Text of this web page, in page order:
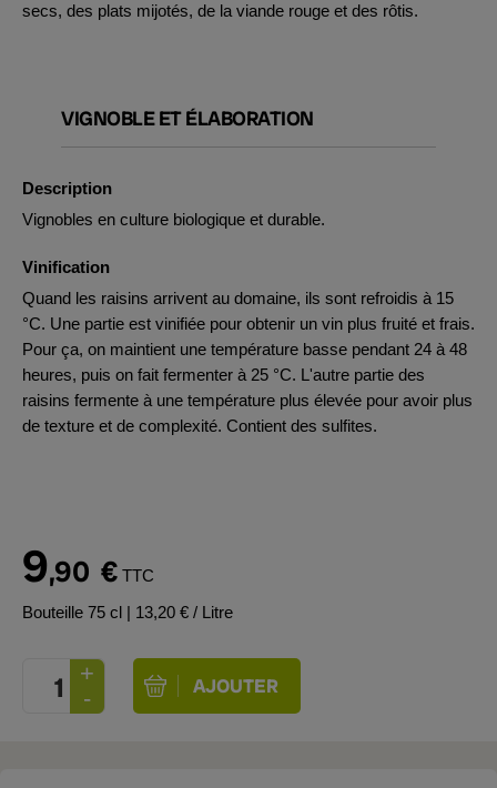
secs, des plats mijotés, de la viande rouge et des rôtis.
VIGNOBLE ET ÉLABORATION
Description
Vignobles en culture biologique et durable.
Vinification
Quand les raisins arrivent au domaine, ils sont refroidis à 15
°C. Une partie est vinifiée pour obtenir un vin plus fruité et frais.
Pour ça, on maintient une température basse pendant 24 à 48
heures, puis on fait fermenter à 25 °C. L'autre partie des
raisins fermente à une température plus élevée pour avoir plus
de texture et de complexité. Contient des sulfites.
9,90 € TTC
Bouteille 75 cl | 13,20 € / Litre